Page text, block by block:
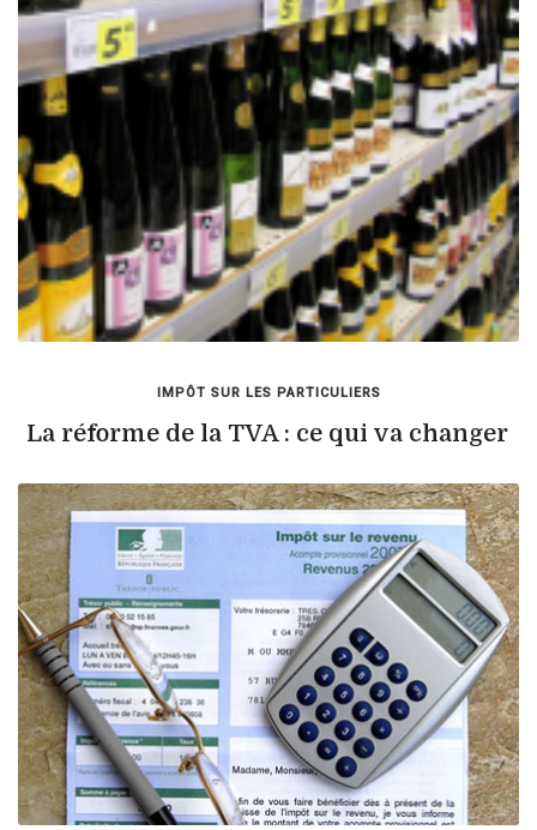
IMPÔT SUR LES PARTICULIERS
La réforme de la TVA : ce qui va changer